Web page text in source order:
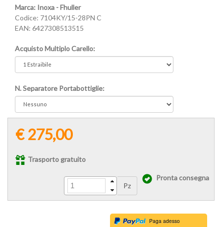
Marca: Inoxa - Fhuller
Codice: 7104KY/15-28PN C
EAN: 6427308513515
Acquisto Multiplo Carello:
N. Separatore Portabottiglie:
€ 275,00
Trasporto gratuito
Pronta consegna
Pz
Paga adesso